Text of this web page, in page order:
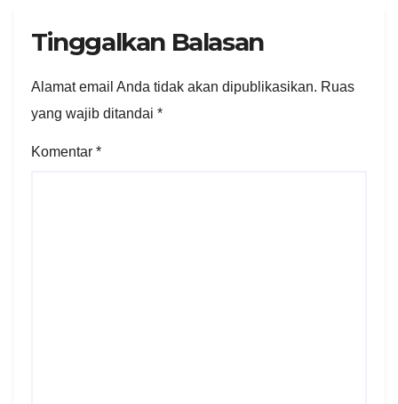
Tinggalkan Balasan
Alamat email Anda tidak akan dipublikasikan. Ruas
yang wajib ditandai *
Komentar *